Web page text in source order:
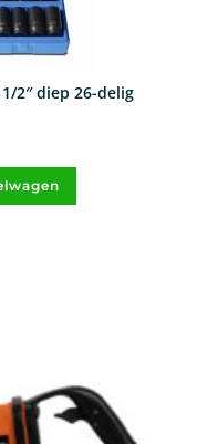
2″ diep 26-delig